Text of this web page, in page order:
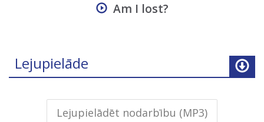
Am I lost?
Lejupielāde
Lejupielādēt nodarbību (MP3)